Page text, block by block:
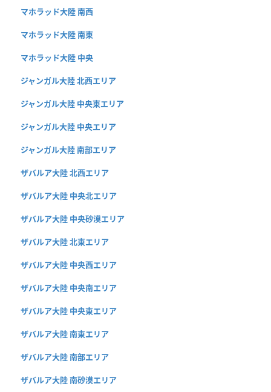
マホラッド大陸 南西
マホラッド大陸 南東
マホラッド大陸 中央
ジャンガル大陸 北西エリア
ジャンガル大陸 中央東エリア
ジャンガル大陸 中央エリア
ジャンガル大陸 南部エリア
ザバルア大陸 北西エリア
ザバルア大陸 中央北エリア
ザバルア大陸 中央砂漠エリア
ザバルア大陸 北東エリア
ザバルア大陸 中央西エリア
ザバルア大陸 中央南エリア
ザバルア大陸 中央東エリア
ザバルア大陸 南東エリア
ザバルア大陸 南部エリア
ザバルア大陸 南砂漠エリア